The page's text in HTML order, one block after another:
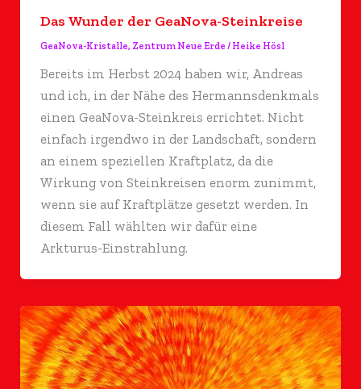
Das Wunder der GeaNova-Steinkreise
GeaNova-Kristalle, Zentrum Neue Erde / Heike Hösl
Bereits im Herbst 2024 haben wir, Andreas
und ich, in der Nähe des Hermannsdenkmals
einen GeaNova-Steinkreis errichtet. Nicht
einfach irgendwo in der Landschaft, sondern
an einem speziellen Kraftplatz, da die
Wirkung von Steinkreisen enorm zunimmt,
wenn sie auf Kraftplätze gesetzt werden. In
diesem Fall wählten wir dafür eine
Arkturus-Einstrahlung.